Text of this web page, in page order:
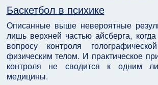
Баскетбол в психике
Описанные выше невероятные
лишь верхней частью айсберга,
вопросу контроля
физическим телом. И практическое
контроля не сводится к одним
медицины.